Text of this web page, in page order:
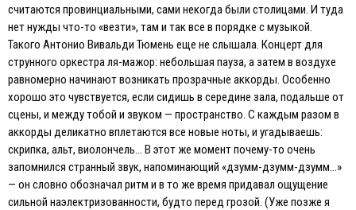
считаются провинциальными, сами некогда были столицами. И туда
нет нужды что-то «везти», там и так все в порядке с музыкой.
Такого Антонио Вивальди Тюмень еще не слышала. Концерт для
струнного оркестра ля-мажор: небольшая пауза, а затем в воздухе
равномерно начинают возникать прозрачные аккорды. Особенно
хорошо это чувствуется, если сидишь в середине зала, подальше от
сцены, и между тобой и звуком — пространство. С каждым разом в
аккорды деликатно вплетаются все новые ноты, и угадываешь:
скрипка, альт, виолончель… В этот же момент почему-то очень
запомнился странный звук, напоминающий «дзумм-дзумм-дзумм…»
— он словно обозначал ритм и в то же время придавал ощущение
сильной наэлектризованности, будто перед грозой. (Уже позже я